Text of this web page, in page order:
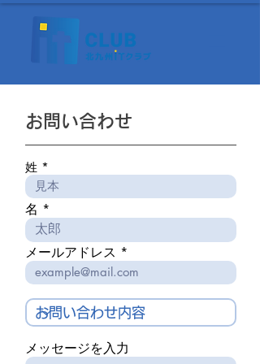
お問い合わせ
姓
名
メールアドレス
メッセージを入力